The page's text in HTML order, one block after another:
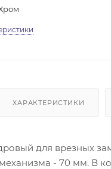
ХАРАКТЕРИСТИКИ
для врезных
- 70 мм. В